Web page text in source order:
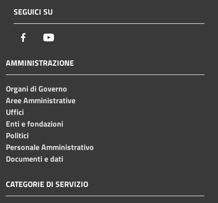
SEGUICI SU
Facebook
AMMINISTRAZIONE
Organi di Governo
Aree Amministrative
Uffici
Enti e fondazioni
Politici
Personale Amministrativo
Documenti e dati
CATEGORIE DI SERVIZIO